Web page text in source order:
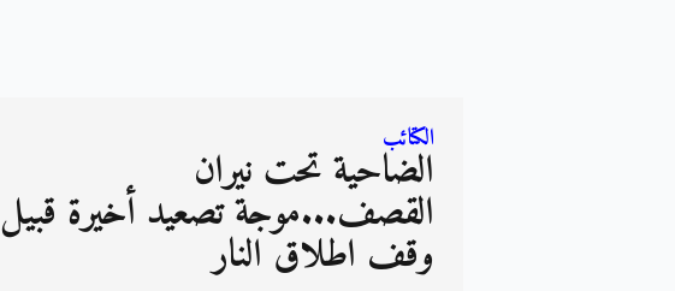
الكتائب
الضاحية تحت نيران
القصف...موجة تصعيد أخيرة قبيل
وقف اطلاق النار